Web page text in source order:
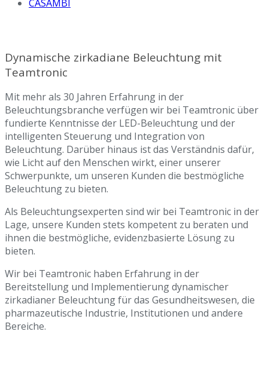
CASAMBI
Dynamische zirkadiane Beleuchtung mit
Teamtronic
Mit mehr als 30 Jahren Erfahrung in der
Beleuchtungsbranche verfügen wir bei Teamtronic über
fundierte Kenntnisse der LED-Beleuchtung und der
intelligenten Steuerung und Integration von
Beleuchtung. Darüber hinaus ist das Verständnis dafür,
wie Licht auf den Menschen wirkt, einer unserer
Schwerpunkte, um unseren Kunden die bestmögliche
Beleuchtung zu bieten.
Als Beleuchtungsexperten sind wir bei Teamtronic in der
Lage, unsere Kunden stets kompetent zu beraten und
ihnen die bestmögliche, evidenzbasierte Lösung zu
bieten.
Wir bei Teamtronic haben Erfahrung in der
Bereitstellung und Implementierung dynamischer
zirkadianer Beleuchtung für das Gesundheitswesen, die
pharmazeutische Industrie, Institutionen und andere
Bereiche.